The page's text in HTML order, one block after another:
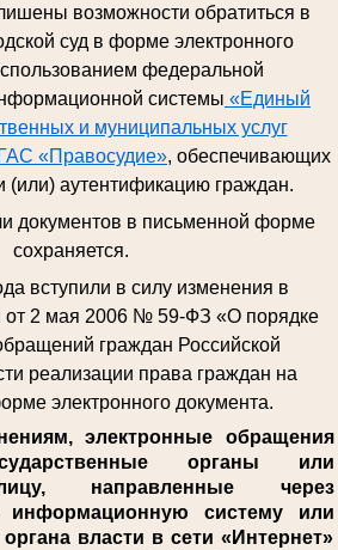
возможности обратиться в
суд в форме электронного
федеральной
системы «Единый
и муниципальных услуг
«Правосудие», обеспечивающих
(или) аутентификацию граждан.
документов в письменной форме
сохраняется.
вступили в силу изменения в
от 2 мая 2006 № 59-ФЗ «О порядке
граждан Российской
реализации права граждан на
электронного документа.
электронные обращения
органы или
направленные через
информационную систему или
власти в сети «Интернет»